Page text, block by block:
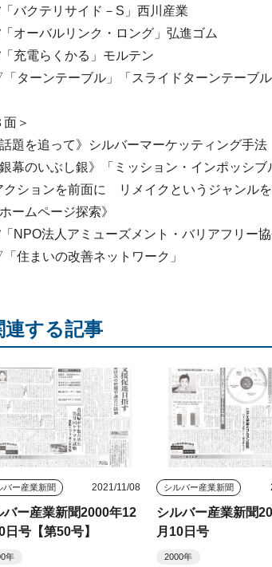
バクテリサイド－S」西川産業
オーバルリンク・ロング」弘進ゴム
充電らくかる」モルテン
ターンテーブル」「スライドターンテーブル
面＞
題を追って》シルバーマーケッティング手法
幕のいぶし銀》「ミッション・インポッシブ
ションを前面に リメイクというジャンル
ームページ探索》
NPO法人アミューズメント・バリアフリー協
住まいの改善ネットワーク」
連する記事
バー産業新聞 2021/11/08
バー産業新聞2000年12
日号【第50号】
年
シルバー産業新聞
シルバー産業新聞
月10日号
2000年